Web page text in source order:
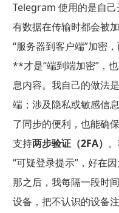
Telegram 使用的是自己
有数据在传输时都会被
“服务器到客户端”加密
**才是“端到端加密”，
息内容。我自己的做法
端；涉及隐私或敏感信
了同步的便利，也能确
支持两步验证（2FA）
“可疑登录提示”，好在
那之后，我每隔一段时
设备，把不认识的设备